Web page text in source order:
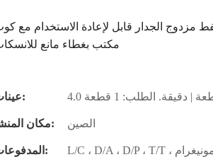
الجدار قابل لإعادة الاستخدام مع
مكتب بغطاء مانع
عينات: | دقيقة. الطلب: 1 قطعة
مكان المنشأ: الصين
المدفوعات: